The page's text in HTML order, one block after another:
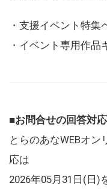
・支援イベント特集
・イベント専用作品
■お問合せの回答対
とらのあなWEBオ
応は
2026年05月31日(日)